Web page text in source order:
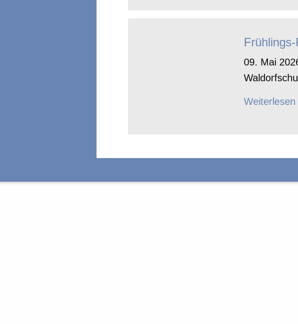
09. Mai
Weiterlesen